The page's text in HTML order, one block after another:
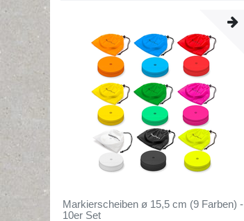
Markierscheiben ø 15,5 cm (9 Farben) -
10er Set